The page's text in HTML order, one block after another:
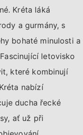
Kréta láká
a gurmány, s
bohaté minulosti a
letovisko
které kombinují
nabízí
ducha řecké
ať už při